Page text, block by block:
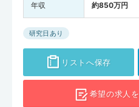
年収 約850万円
研究日あり
リストへ保存
希望の求人を